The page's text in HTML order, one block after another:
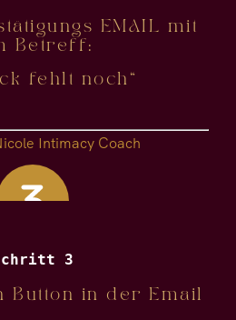
EMAIL mit
Betreff:
fehlt noch“
Intimacy Coach
3
Button in der Email